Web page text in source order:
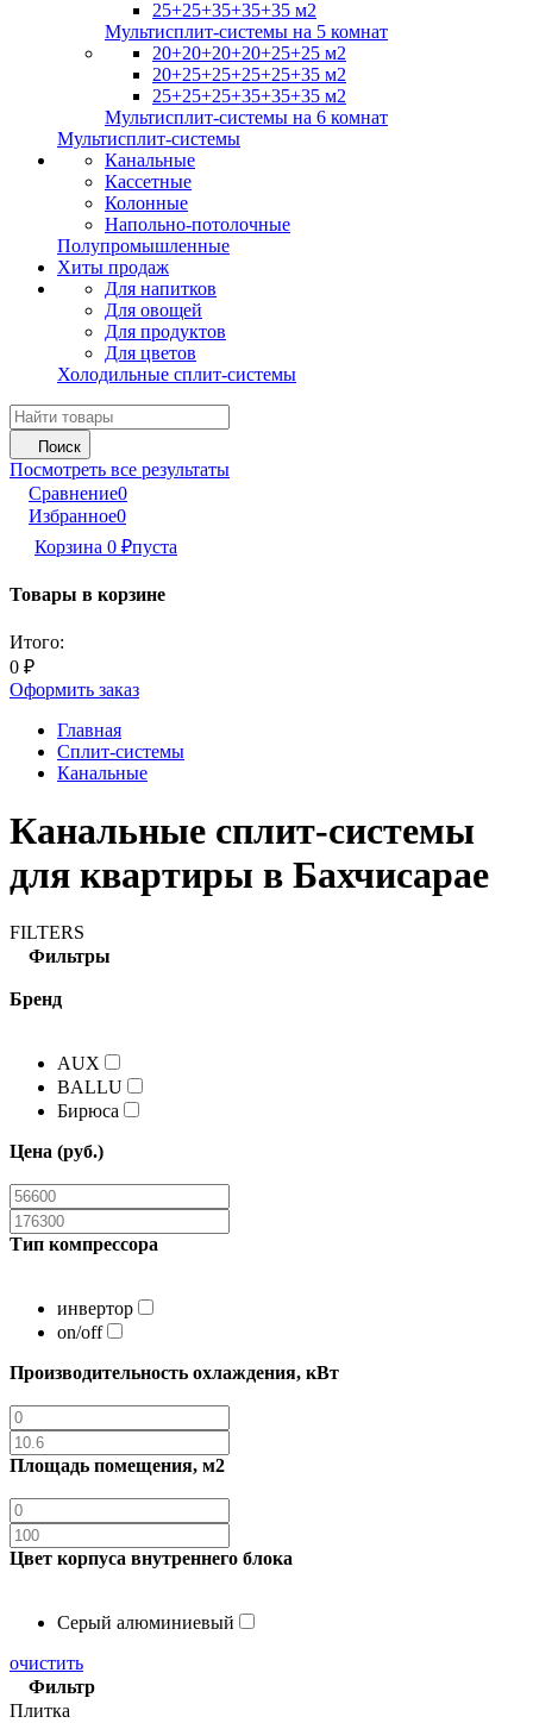
25+25+35+35+35 м2
Мультисплит-системы на 5 комнат
20+20+20+20+25+25 м2
20+25+25+25+25+35 м2
25+25+25+35+35+35 м2
Мультисплит-системы на 6 комнат
Мультисплит-системы
Канальные
Кассетные
Колонные
Напольно-потолочные
Полупромышленные
Хиты продаж
Для напитков
Для овощей
Для продуктов
Для цветов
Холодильные сплит-системы
Поиск
Посмотреть все результаты
Сравнение0
Избранное0
Корзина 0 ₽пуста
Товары в корзине
Итого:
0 ₽
Оформить заказ
Главная
Сплит-системы
Канальные
Канальные сплит-системы
для квартиры в Бахчисарае
FILTERS
Фильтры
Бренд
AUX
BALLU
Бирюса
Цена (руб.)
Тип компрессора
инвертор
on/off
Производительность охлаждения, кВт
Площадь помещения, м2
Цвет корпуса внутреннего блока
Серый алюминиевый
очистить
Фильтр
Плитка